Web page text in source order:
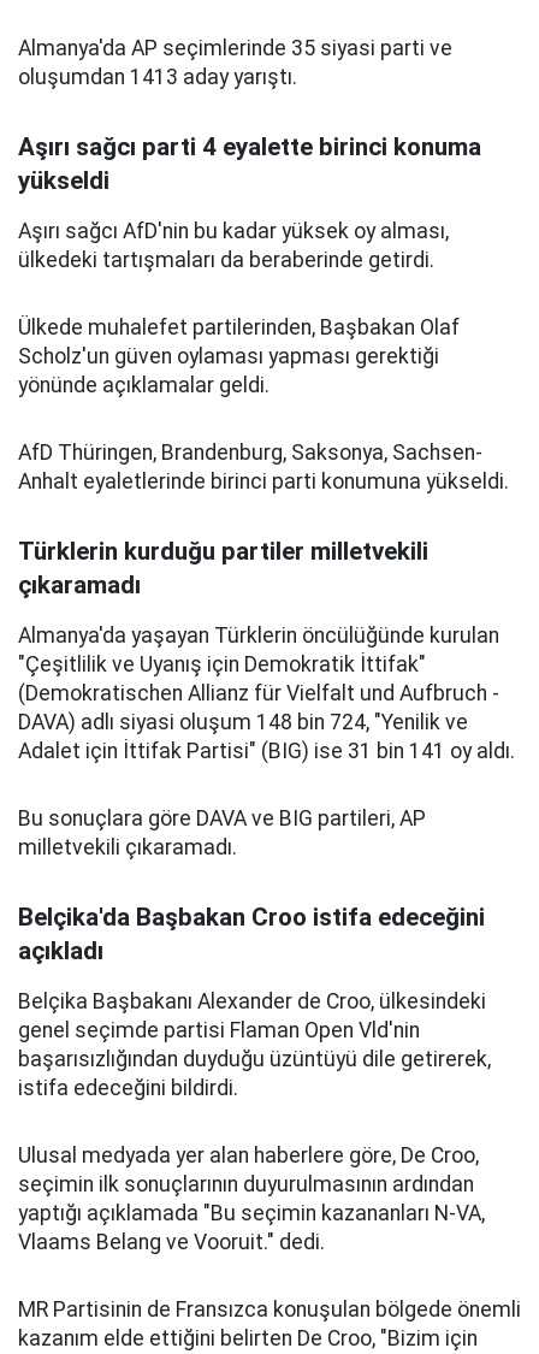
Almanya'da AP seçimlerinde 35 siyasi parti ve
oluşumdan 1413 aday yarıştı.
Aşırı sağcı parti 4 eyalette birinci konuma
yükseldi
Aşırı sağcı AfD'nin bu kadar yüksek oy alması,
ülkedeki tartışmaları da beraberinde getirdi.
Ülkede muhalefet partilerinden, Başbakan Olaf
Scholz'un güven oylaması yapması gerektiği
yönünde açıklamalar geldi.
AfD Thüringen, Brandenburg, Saksonya, Sachsen-
Anhalt eyaletlerinde birinci parti konumuna yükseldi.
Türklerin kurduğu partiler milletvekili
çıkaramadı
Almanya'da yaşayan Türklerin öncülüğünde kurulan
"Çeşitlilik ve Uyanış için Demokratik İttifak"
(Demokratischen Allianz für Vielfalt und Aufbruch -
DAVA) adlı siyasi oluşum 148 bin 724, "Yenilik ve
Adalet için İttifak Partisi" (BIG) ise 31 bin 141 oy aldı.
Bu sonuçlara göre DAVA ve BIG partileri, AP
milletvekili çıkaramadı.
Belçika'da Başbakan Croo istifa edeceğini
açıkladı
Belçika Başbakanı Alexander de Croo, ülkesindeki
genel seçimde partisi Flaman Open Vld'nin
başarısızlığından duyduğu üzüntüyü dile getirerek,
istifa edeceğini bildirdi.
Ulusal medyada yer alan haberlere göre, De Croo,
seçimin ilk sonuçlarının duyurulmasının ardından
yaptığı açıklamada "Bu seçimin kazananları N-VA,
Vlaams Belang ve Vooruit." dedi.
MR Partisinin de Fransızca konuşulan bölgede önemli
kazanım elde ettiğini belirten De Croo, "Bizim için